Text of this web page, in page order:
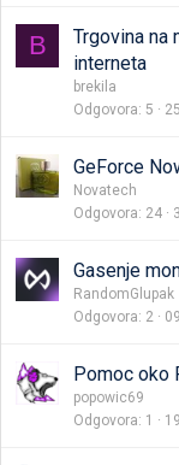
B
Trgovina
interneta
brekila
Odgovora 5
GeForce
Novatech
Odgovora 24
Gasenje
RandomGlupak
Odgovora 2
Pomoc oko
popowic69
Odgovora 1